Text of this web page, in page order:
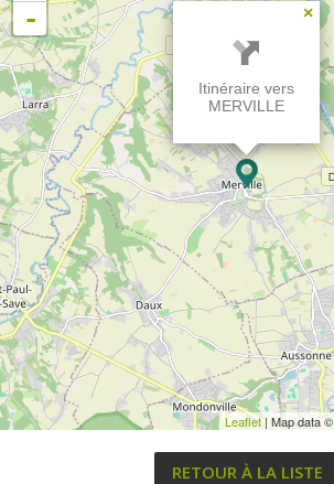
×
Itinéraire vers
MERVILLE
-
Leaflet| Map data ©
RETOUR À LA LISTE